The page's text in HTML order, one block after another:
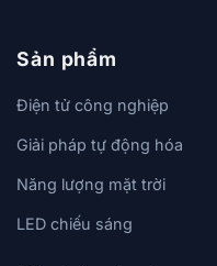
Sản phẩm
Điện tử công nghiệp
Giải pháp tự động hóa
Năng lượng mặt trời
LED chiếu sáng